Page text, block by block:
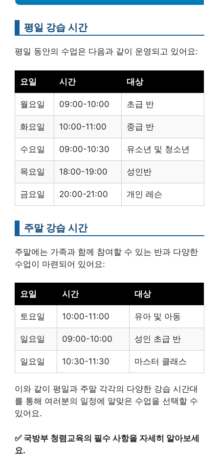
평일 강습 시간
평일 동안의 수업은 다음과 같이 운영되고 있어요:
요일 시간 대상
월요일 09:00-10:00 초급 반
화요일 10:00-11:00 중급 반
수요일 09:00-10:30 유소년 및 청소년
목요일 18:00-19:00 성인반
금요일 20:00-21:00 개인 레슨
주말 강습 시간
주말에는 가족과 함께 참여할 수 있는 반과 다양한
수업이 마련되어 있어요:
요일 시간 대상
토요일 10:00-11:00 유아 및 아동
일요일 09:00-10:00 성인 초급 반
일요일 10:30-11:30 마스터 클래스
이와 같이 평일과 주말 각각의 다양한 강습 시간대
를 통해 여러분의 일정에 알맞은 수업을 선택할 수
있어요.
✅ 국방부 청렴교육의 필수 사항을 자세히 알아보세
요.